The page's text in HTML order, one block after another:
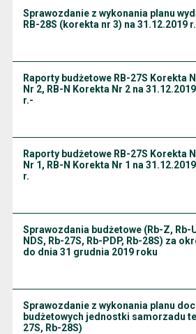
Sprawozdanie z wykonania planu
RB-28S (korekta nr 3) na 31.12.2019 r.
Raporty budżetowe RB-27S Korekta
Nr 2, RB-N Korekta Nr 2 na
r.-
Raporty budżetowe RB-27S Korekta
Nr 1, RB-N Korekta Nr 1 na
r.
Sprawozdania budżetowe (Rb-Z, Rb-
NDS, Rb-27S, Rb-PDP, Rb-28S) za
do dnia 31 grudnia 2019 roku
Sprawozdanie z wykonania planu
budżetowych jednostki samorzadu
27S, Rb-28S)